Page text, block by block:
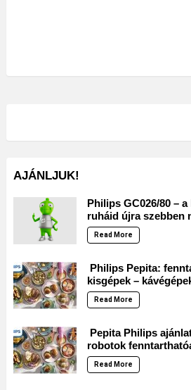
AJÁNLJUK!
Philips GC026/80 –
ruháid újra szebben
Read More
Philips Pepita:
kisgépek –
Read More
Pepita Philips
robotok
Read More